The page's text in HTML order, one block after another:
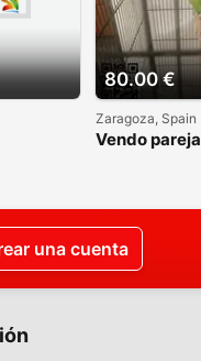
80.00 €
Zaragoza, Spain
Vendo pareja
una cuenta